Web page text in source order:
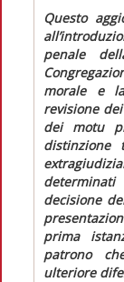
Questo
penale
morale e
revisione
dei motu
distinzione
decisione
prima
patrono
ulteriore